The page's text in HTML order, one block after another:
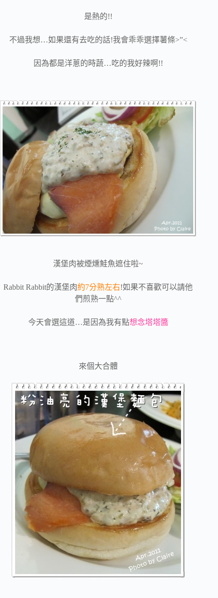
是熱的!!
不過我想…如果還有去吃的話!我會乖乖選擇薯條>”<
因為都是洋蔥的時蔬…吃的我好辣啊!!
漢堡肉被煙燻鮭魚遮住啦~
Rabbit Rabbit的漢堡肉約7分熟左右!如果不喜歡可以請他
們煎熟一點^^
今天會選這道…是因為我有點想念塔塔醬
來個大合體